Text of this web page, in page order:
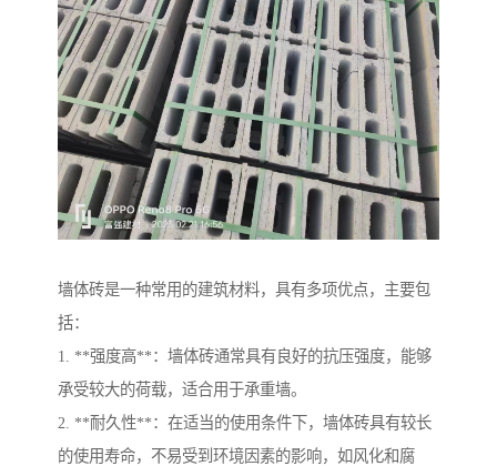
墙体砖是一种常用的建筑材料，具有多项优点，主要包
括：
1. **强度高**：墙体砖通常具有良好的抗压强度，能够
承受较大的荷载，适合用于承重墙。
2. **耐久性**：在适当的使用条件下，墙体砖具有较长
的使用寿命，不易受到环境因素的影响，如风化和腐